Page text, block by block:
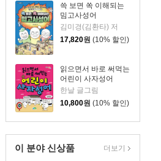
쓱 보면 쏙 이해되는
밈고사성어
김미경(김환타) 저
17,820원 (10% 할인)
읽으면서 바로 써먹는
어린이 사자성어
한날 글그림
10,800원 (10% 할인)
이 분야 신상품 더보기